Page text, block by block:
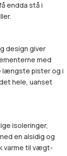
endda stå i
design giver
med
længste pister og i
hele, uanset
isoleringer,
en alsidig og
varme til vægt-